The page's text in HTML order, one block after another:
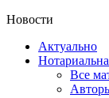
Новости
Актуально
Все